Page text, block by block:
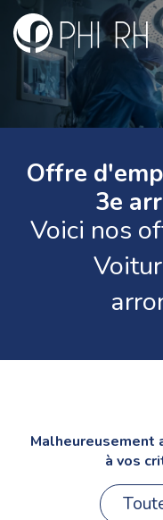
Offre
3e
Voici nos
Malheureusement
à vos